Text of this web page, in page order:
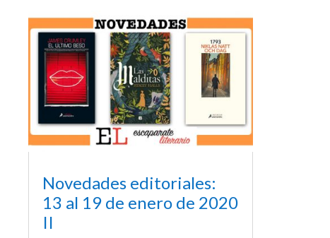
Novedades editoriales:
13 al 19 de enero de 2020
II